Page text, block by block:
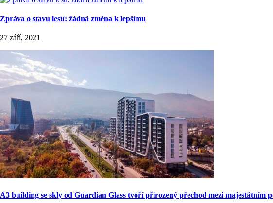
Zpráva o stavu lesů: žádná změna k lepšímu
27 září, 2021
A3 building se skly od Guardian Glass tvoří přirozený přechod mezi majestátním